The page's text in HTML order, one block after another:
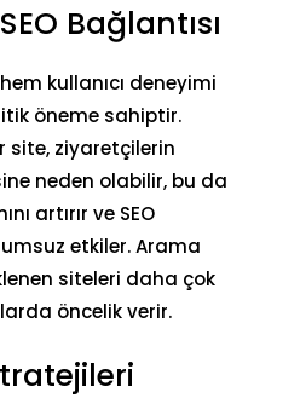
Bağlantısı
kullanıcı deneyimi
öneme sahiptir.
site, ziyaretçilerin
neden olabilir, bu da
artırır ve SEO
etkiler. Arama
siteleri daha çok
öncelik verir.